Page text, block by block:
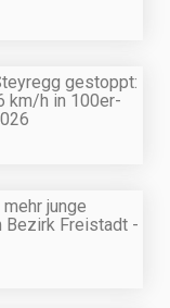
gestoppt:
km/h in 100er-
junge
Freistadt -